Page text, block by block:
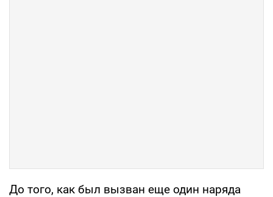
До того, как был вызван еще один наряда